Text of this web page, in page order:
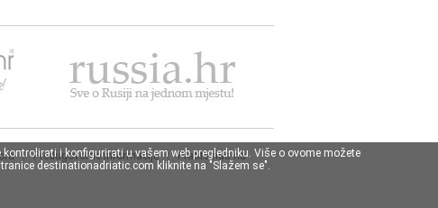
i konfigurirati u vašem web pregledniku. Više o ovome možete
destinationadriatic.com kliknite na "Slažem se".
|Predugovorne informacije|Pratite nas na